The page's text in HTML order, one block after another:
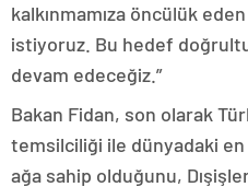
kalkınmamıza öncülük
istiyoruz. Bu hedef
devam edeceğiz.”
Bakan Fidan, son olarak
temsilciliği ile dünyadaki
ağa sahip olduğunu,